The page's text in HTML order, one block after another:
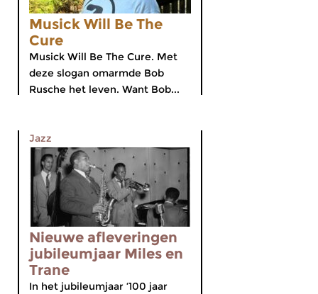
Musick Will Be The
Cure
Musick Will Be The Cure. Met
deze slogan omarmde Bob
Rusche het leven. Want Bob...
Jazz
Nieuwe afleveringen
jubileumjaar Miles en
Trane
In het jubileumjaar ‘100 jaar